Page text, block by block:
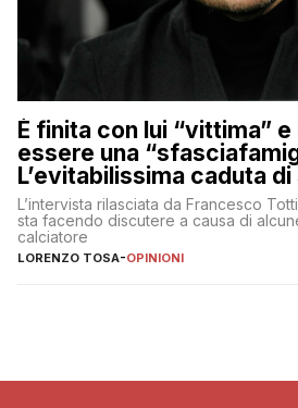
È finita con lui “vittima”
essere una
L’evitabilissima caduta
L’intervista rilasciata da Francesco
sta facendo discutere a causa di
calciatore
LORENZO TOSA-OPINIONI